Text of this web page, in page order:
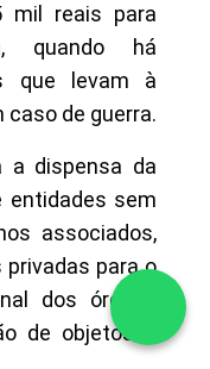
mil reais para
quando há
que levam à
caso de guerra.
a dispensa da
entidades sem
associados,
para o
dos órgãos
de objetos e